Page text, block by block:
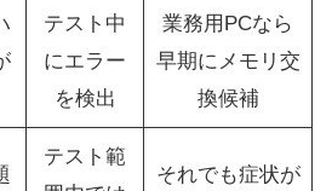
テスト中
にエラー
を検出
業務用PCなら
早期にメモリ交
換候補
テスト範
それでも症状が